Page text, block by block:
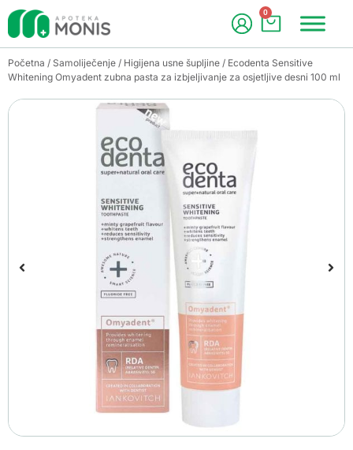
0
Početna / Samoliječenje / Higijena usne šupljine / Ecodenta Sensitive
Whitening Omyadent zubna pasta za izbjeljivanje za osjetljive desni 100 ml